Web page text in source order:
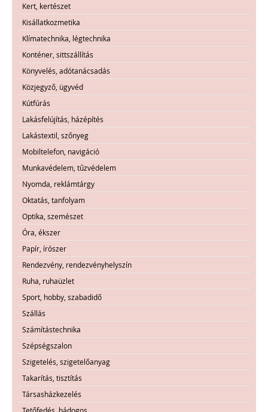
Kert, kertészet
Kisállatkozmetika
Klímatechnika, légtechnika
Konténer, sittszállítás
Könyvelés, adótanácsadás
Közjegyző, ügyvéd
Kútfúrás
Lakásfelújítás, házépítés
Lakástextil, szőnyeg
Mobiltelefon, navigáció
Munkavédelem, tűzvédelem
Nyomda, reklámtárgy
Oktatás, tanfolyam
Optika, szemészet
Óra, ékszer
Papír, írószer
Rendezvény, rendezvényhelyszín
Ruha, ruhaüzlet
Sport, hobby, szabadidő
Szállás
Számítástechnika
Szépségszalon
Szigetelés, szigetelőanyag
Takarítás, tisztítás
Társasházkezelés
Tetőfedés, bádogos